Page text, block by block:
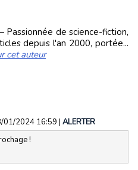
de science-fiction,
depuis l'an 2000, portée...
cet auteur
01/2024 16:59 | ALERTER
!